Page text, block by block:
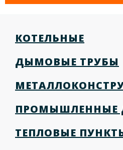
КОТЕЛЬНЫЕ
ДЫМОВЫЕ ТРУБЫ
ТЕПЛОВЫЕ